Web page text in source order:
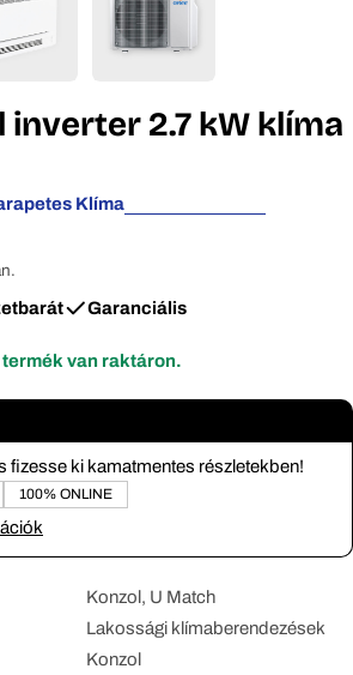
inverter 2.7 kW klíma
Klíma
Garanciális
termék van raktáron.
fizesse ki kamatmentes részletekben!
100% ONLINE
Konzol, U Match
Lakossági klímaberendezések
Konzol